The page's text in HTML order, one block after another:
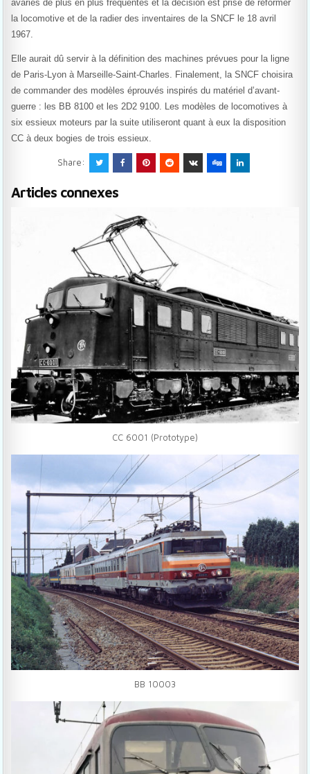
avaries de plus en plus fréquentes et la décision est prise de réformer
la locomotive et de la radier des inventaires de la SNCF le 18 avril
1967.
Elle aurait dû servir à la définition des machines prévues pour la ligne
de Paris-Lyon à Marseille-Saint-Charles. Finalement, la SNCF choisira
de commander des modèles éprouvés inspirés du matériel d’avant-
guerre : les BB 8100 et les 2D2 9100. Les modèles de locomotives à
six essieux moteurs par la suite utiliseront quant à eux la disposition
CC à deux bogies de trois essieux.
Share:
Articles connexes
CC 6001 (Prototype)
BB 10003